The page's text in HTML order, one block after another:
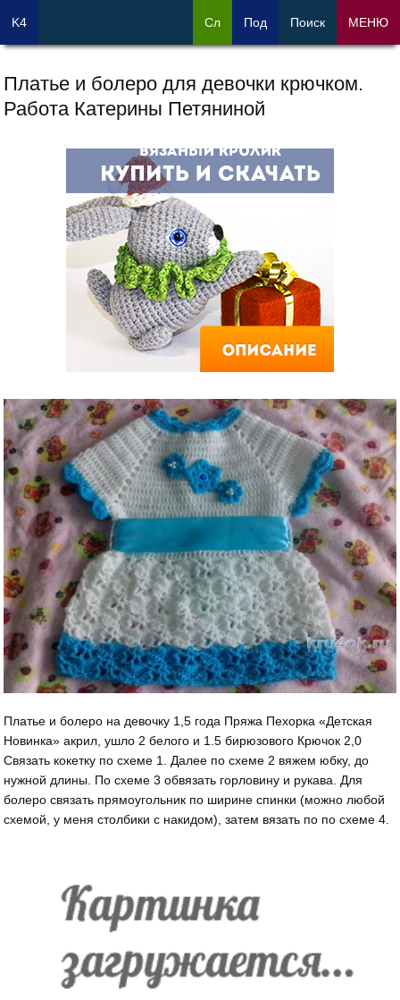
Платье и болеро для девочки крючком.
Работа Катерины Петяниной
Платье и болеро на девочку 1,5 года Пряжа Пехорка «Детская
Новинка» акрил, ушло 2 белого и 1.5 бирюзового Крючок 2,0
Связать кокетку по схеме 1. Далее по схеме 2 вяжем юбку, до
нужной длины. По схеме 3 обвязать горловину и рукава. Для
болеро связать прямоугольник по ширине спинки (можно любой
схемой, у меня столбики с накидом), затем вязать по по схеме 4.
K4 Сл Под Поиск МЕНЮ